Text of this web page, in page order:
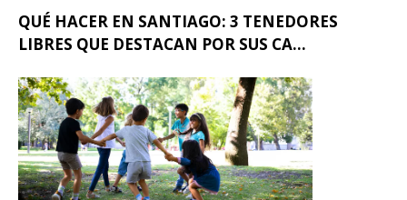
QUÉ HACER EN SANTIAGO: 3 TENEDORES
LIBRES QUE DESTACAN POR SUS CA...